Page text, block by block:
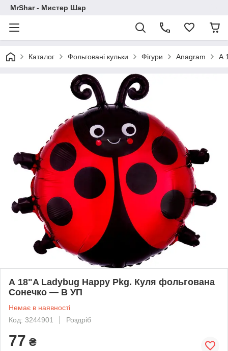
MrShar - Мистер Шар
Каталог Фольговані кульки Фігури Anagram А
А 18"A Ladybug Happy Pkg. Куля фольгована
Сонечко — В УП
Немає в наявності
Код: 3244901
Роздріб
77 ₴